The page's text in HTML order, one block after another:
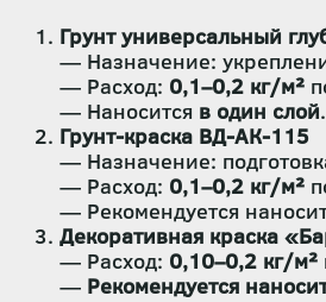
Грунт универсальный
— Назначение:
— Расход: 0,1–0,2 кг/м²
— Наносится в один слой.
Грунт-краска ВД-АК-115
— Назначение:
— Расход: 0,1–0,2 кг/м²
— Рекомендуется
Декоративная краска
— Расход: 0,10–0,2 кг/м²
— Рекомендуется